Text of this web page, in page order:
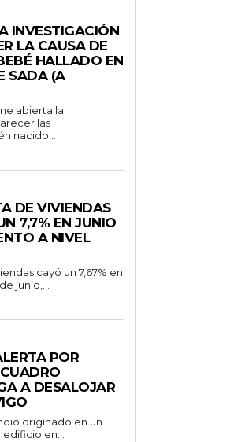
INVESTIGACIÓN
LA CAUSA DE
HALLADO EN
SADA (A
abierta la
las
nacido...
DE VIVIENDAS
7,7% EN JUNIO
A NIVEL
cayó un 7,67% en
junio,...
POR
A DESALOJAR
originado en un
en...